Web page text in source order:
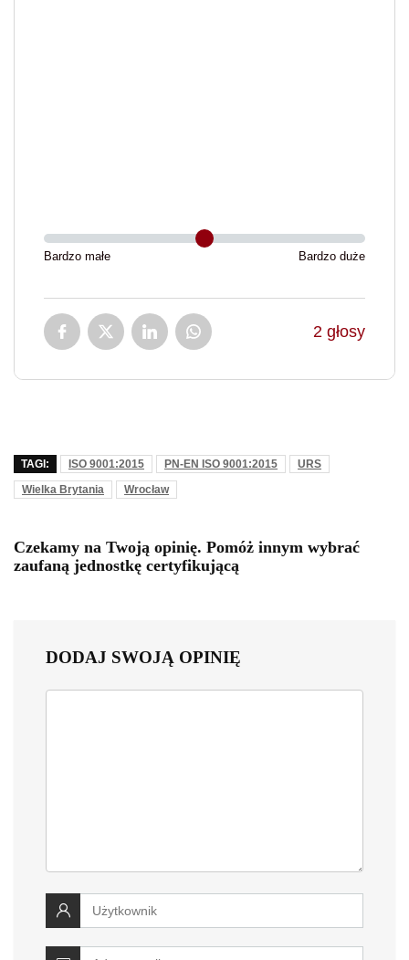
Bardzo małe Bardzo duże
2 głosy
TAGI: ISO 9001:2015 PN-EN ISO 9001:2015
URS
Wielka Brytania
Wrocław
Czekamy na Twoją opinię. Pomóż innym wybrać
zaufaną jednostkę certyfikującą
DODAJ SWOJĄ OPINIĘ